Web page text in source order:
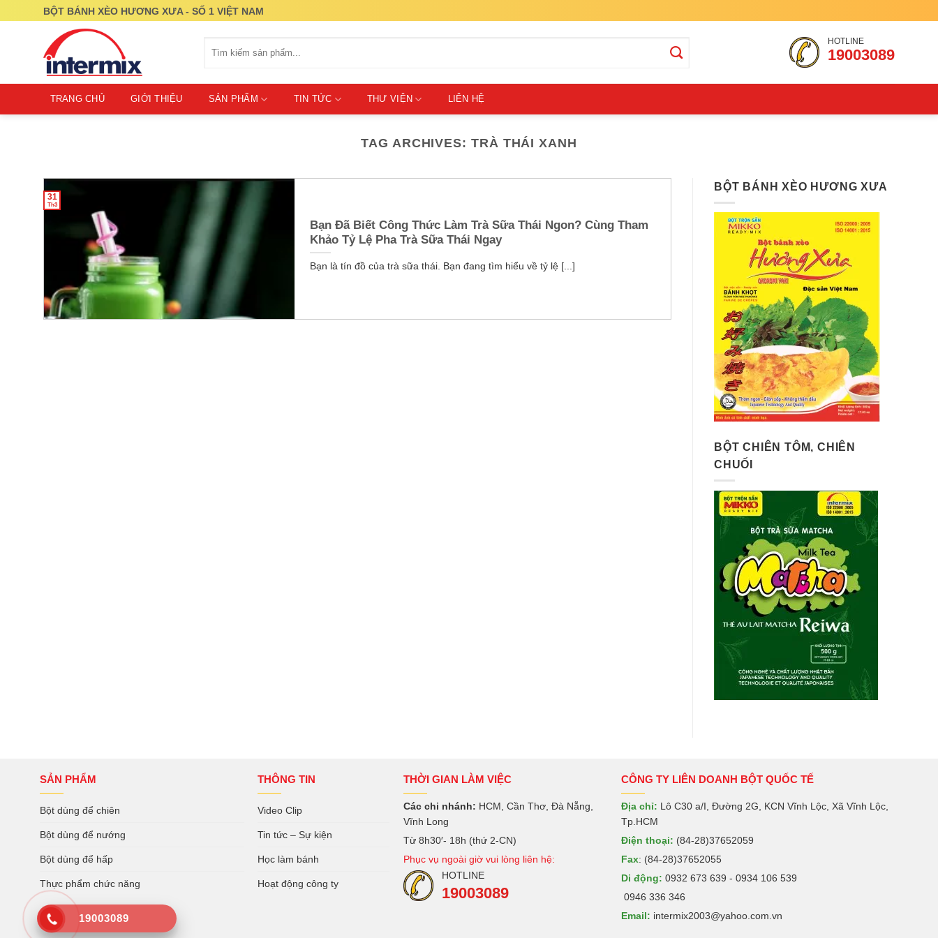
BỘT BÁNH XÈO HƯƠNG XƯA - SỐ 1 VIỆT NAM
kiếm:
HOTLINE
19003089
TRANG CHỦ GIỚI THIỆU SẢN PHẨM TIN TỨC THƯ VIỆN LIÊN HỆ
TAG ARCHIVES: TRÀ THÁI XANH
Bạn Đã Biết Công Thức Làm Trà Sữa Thái Ngon? Cùng Tham
Khảo Tỷ Lệ Pha Trà Sữa Thái Ngay
Bạn là tín đồ của trà sữa thái. Bạn đang tìm hiểu về tỷ lệ [...]
31
Th3
BỘT BÁNH XÈO HƯƠNG XƯA
BỘT CHIÊN TÔM, CHIÊN
CHUỐI
SẢN PHẨM
Bột dùng để chiên
Bột dùng để nướng
Bột dùng để hấp
Thực phẩm chức năng
THÔNG TIN
Video Clip
Tin tức – Sự kiện
Học làm bánh
Hoạt động công ty
THỜI GIAN LÀM VIỆC
Các chi nhánh: HCM, Cần Thơ, Đà Nẵng,
Vĩnh Long
Từ 8h30′- 18h (thứ 2-CN)
Phục vụ ngoài giờ vui lòng liên hệ:
HOTLINE
19003089
CÔNG TY LIÊN DOANH BỘT QUỐC TẾ
Địa chỉ: Lô C30 a/I, Đường 2G, KCN Vĩnh Lộc, Xã Vĩnh Lộc,
Tp.HCM
Điện thoại: (84-28)37652059
Fax: (84-28)37652055
Di động: 0932 673 639 - 0934 106 539
0946 336 346
Email: intermix2003@yahoo.com.vn
19003089